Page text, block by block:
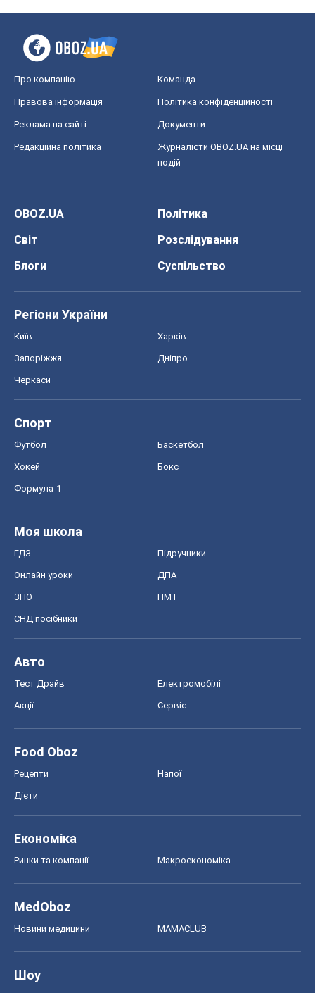
Про компанію Команда
Правова інформація Політика конфіденційності
Реклама на сайті Документи
Редакційна політика
Журналісти OBOZ.UA на місці
подій
OBOZ.UA
Політика
Світ
Розслідування
Блоги
Суспільство
Регіони України
Київ Харків
Запоріжжя Дніпро
Черкаси
Спорт
Футбол Баскетбол
Хокей Бокс
Формула-1
Моя школа
ГДЗ Підручники
Онлайн уроки ДПА
ЗНО НМТ
СНД посібники
Авто
Тест Драйв Електромобілі
Акції Сервіс
Food Oboz
Рецепти Напої
Дієти
Економіка
Ринки та компанії Макроекономіка
MedOboz
Новини медицини MAMACLUB
Шоу